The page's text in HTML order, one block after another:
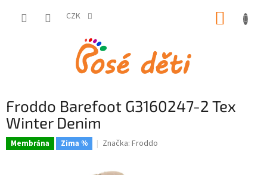
CZK
Froddo Barefoot G3160247-2 Tex
Winter Denim
Membrána Zima % Značka: Froddo